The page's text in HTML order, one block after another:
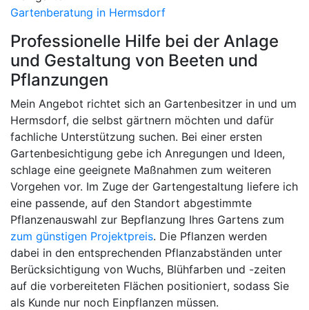
Gartenberatung in Hermsdorf
Professionelle Hilfe bei der Anlage
und Gestaltung von Beeten und
Pflanzungen
Mein Angebot richtet sich an Gartenbesitzer in und um
Hermsdorf, die selbst gärtnern möchten und dafür
fachliche Unterstützung suchen. Bei einer ersten
Gartenbesichtigung gebe ich Anregungen und Ideen,
schlage eine geeignete Maßnahmen zum weiteren
Vorgehen vor. Im Zuge der Gartengestaltung liefere ich
eine passende, auf den Standort abgestimmte
Pflanzenauswahl zur Bepflanzung Ihres Gartens zum
zum günstigen Projektpreis. Die Pflanzen werden
dabei in den entsprechenden Pflanzabständen unter
Berücksichtigung von Wuchs, Blühfarben und -zeiten
auf die vorbereiteten Flächen positioniert, sodass Sie
als Kunde nur noch Einpflanzen müssen.